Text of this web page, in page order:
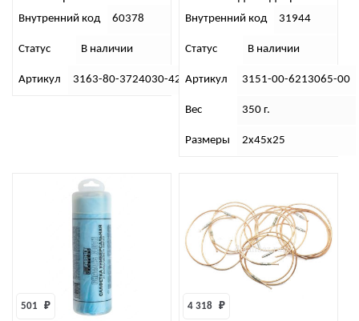
(дв.51432,Евро-4)
Внутренний код 60378
Статус В наличии
Артикул 3163-80-3724030-42
кронштейном в сборе
Внутренний код 31944
Статус В наличии
Артикул 3151-00-6213065-00
Вес 350 г.
Размеры 2х45х25
501 ₽ 4 318 ₽